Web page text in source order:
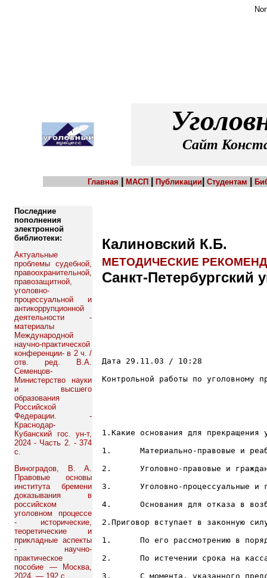
Сайт
Главная МАСП Публикации Студентам
Последние
пополнения
электронной
библиотеки:
Актуальные
проблемы судебной,
правоохранительной,
правозащитной,
уголовно-
процессуальной и
антикоррупционной
деятельности -
материалы
Международной
научно-практической
конференции- в 2 ч. /
отв. ред. В.А.
Семенцов-
Министерство науки
и высшего
образования
Российской
Федерации. -
Краснодар-
Кубанский гос. ун-т,
2024 - Часть 2. - 374
с.
Виноградов, В. А.
Правовые основы
института бремени
доказывания в
российском
уголовном процессе
- исторические,
теоретические и
прикладные аспекты
- научно-
практическое
пособие — Москва,
2024. — 192 с.
Калиновский К.Б.
МЕТОДИЧЕСКИЕ
Санкт-Петербургский
Дата 29.11.03 / 10:28						Вариант № 4
Контрольной работы по
1.Какие основания для прекращения
1.	Материально-правовые и реабилитирующие;
2.	Уголовно-правовые и гражданско-правовые;
3.	Уголовно-процессуальные и гражданско-процессуальные;
4.	Основания для отказа в возбуждении дела или прекращения дела и основания только для прекращения дела;
2.Приговор вступает в законную
1.	По его рассмотрению в порядке надзора;
2.	По истечении срока на кассационное обжалование и опротестование, если он не был обжалован или опротестован;
3.	С момента, указанного председателем вышестоящего суда;